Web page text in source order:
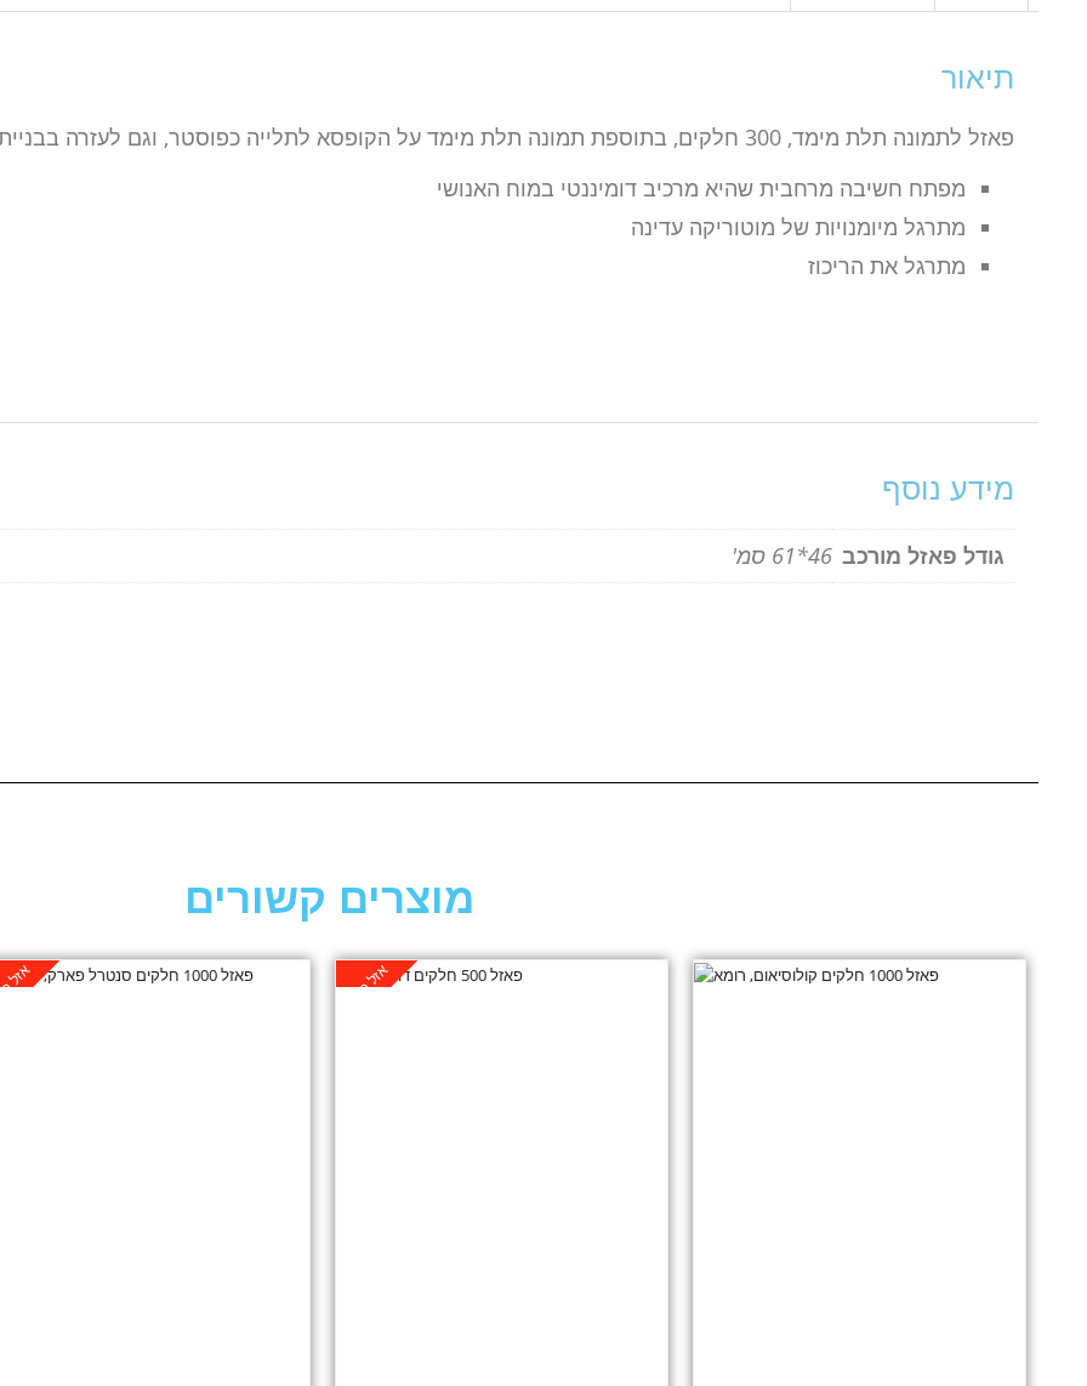
תיאור
פאזל לתמונה תלת מימד, 300 חלקים, בתוספת תמונה תלת מימד על הקופסא לתלייה כפוסטר, וגם לעזרה בבניית הפאזל, מומלץ לגיל 7+
מפתח חשיבה מרחבית שהיא מרכיב דומיננטי במוח האנושי
מתרגל מיומנויות של מוטוריקה עדינה
מתרגל את הריכוז
מידע נוסף
גודל פאזל מורכב 46*61 סמ'
מוצרים קשורים
אזל במלאי אזל